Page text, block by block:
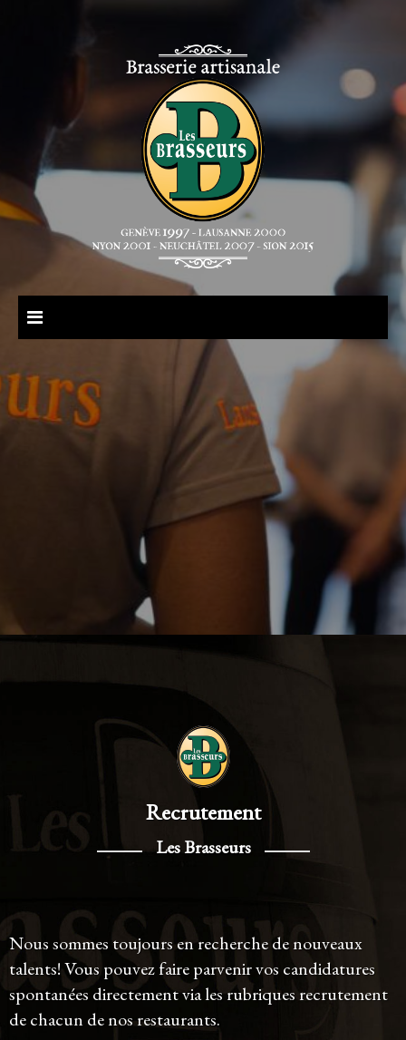
Aucune nouvelle actuellement
Recrutement
Les Brasseurs
Nous sommes toujours en recherche de nouveaux
talents! Vous pouvez faire parvenir vos candidatures
spontanées directement via les rubriques recrutement
de chacun de nos restaurants.